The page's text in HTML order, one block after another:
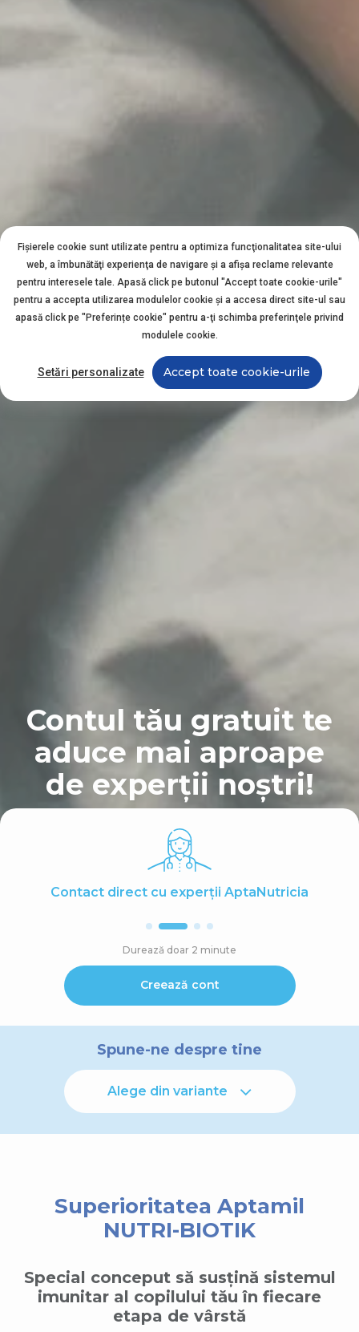
Contul tău gratuit te
aduce mai aproape
de experții noștri!
Contact direct cu experții AptaNutricia
Durează doar 2 minute
Creează cont
Spune-ne despre tine
Alege din variante
Superioritatea Aptamil
NUTRI-BIOTIK
Special conceput să susțină sistemul
imunitar al copilului tău în fiecare
etapa de vârstă
Fișierele cookie sunt utilizate pentru a optimiza funcţionalitatea site-ului
web, a îmbunătăţi experienţa de navigare şi a afişa reclame relevante
pentru interesele tale. Apasă click pe butonul "Accept toate cookie-urile"
pentru a accepta utilizarea modulelor cookie şi a accesa direct site-ul sau
apasă click pe "Preferințe cookie" pentru a-ţi schimba preferinţele privind
modulele cookie.
Setări personalizate Accept toate cookie-urile